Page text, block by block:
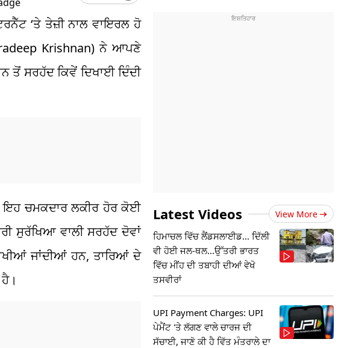
‘ਤੇ ਤੇਜ਼ੀ ਨਾਲ ਵਾਇਰਲ ਹੋ
Krishnan) ਨੇ ਆਪਣੇ
ਤੋਂ ਸਰਹੱਦ ਕਿਵੇਂ ਦਿਖਾਈ ਦਿੰਦੀ
ਇਹ ਚਮਕਦਾਰ ਲਕੀਰ ਹੋਰ ਕੋਈ
ਸੁਰੱਖਿਆ ਵਾਲੀ ਸਰਹੱਦ ਦੋਵਾਂ
ਜਾਂਦੀਆਂ ਹਨ, ਤਾਰਿਆਂ ਦੇ
Latest Videos View More
ਹਿਮਾਚਲ ਵਿੱਚ ਲੈਂਡਸਲਾਈਡ... ਦਿੱਲੀ
ਵੀ ਹੋਈ ਜਲ-ਥਲ...ਉੱਤਰੀ ਭਾਰਤ
ਵਿੱਚ ਮੀਂਹ ਦੀ ਤਬਾਹੀ ਦੀਆਂ ਵੇਖੋ
ਤਸਵੀਰਾਂ
UPI Payment Charges: UPI
ਪੇਮੈਂਟ 'ਤੇ ਲੱਗਣ ਵਾਲੇ ਚਾਰਜ ਦੀ
ਸੱਚਾਈ, ਜਾਣੋ ਕੀ ਹੈ ਵਿੱਤ ਮੰਤਰਾਲੇ ਦਾ